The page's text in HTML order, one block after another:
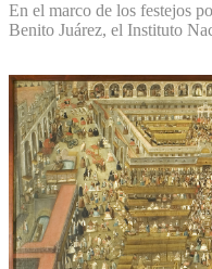
En el marco de los festejos
Benito Juárez, el Instituto